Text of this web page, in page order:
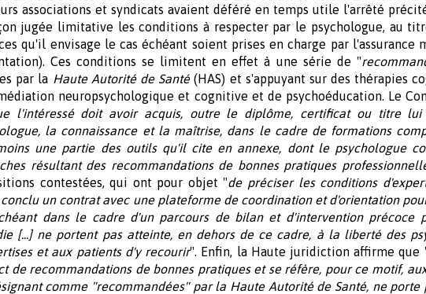
associations et syndicats avaient déféré en temps utile l'arrêté
jugée limitative les conditions à respecter par le psychologue, au
qu'il envisage le cas échéant soient prises en charge par
Ces conditions se limitent en effet à une série de "
par la Haute Autorité de Santé(HAS) et s'appuyant sur des thérapies
neuropsychologique et cognitive et de psychoéducation. Le
l'intéressé doit avoir acquis, outre le diplôme, certificat ou titre
la connaissance et la maîtrise, dans le cadre de formations
une partie des outils qu'il cite en annexe, dont le psychologue
résultant des recommandations de bonnes pratiques
contestées, qui ont pour objet "de préciser les conditions
un contrat avec une plateforme de coordination et d'orientation
dans le cadre d'un parcours de bilan et d'intervention précoce
[...] ne portent pas atteinte, en dehors de ce cadre, à la liberté des
et aux patients d'y recourir". Enfin, la Haute juridiction affirme que
de recommandations de bonnes pratiques et se réfère, pour ce motif,
comme "recommandées" par la Haute Autorité de Santé, ne